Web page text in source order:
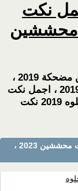
2023 ، اجمل نكت
نكت محششين 2019 ، اجمل نكت محششين مضحكة 2019 ،
نكت محششين حلوه 2019 نكت محششين 2019 ، اجمل نكت
محششين مضحكة 2019 ، نكت محششين حلوه 2019 نكت
>نكت محششين 2023 ،